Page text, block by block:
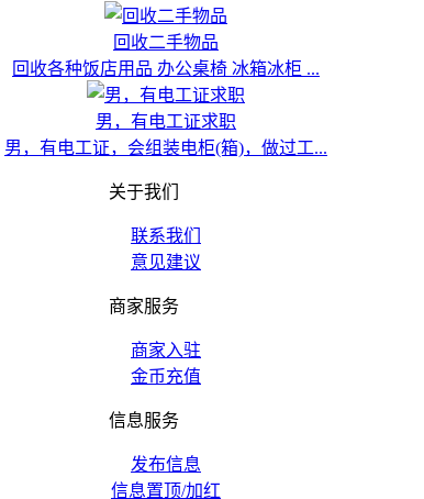
回收二手物品
回收各种饭店用品 办公桌椅 冰箱冰柜 ...
男，有电工证求职
男，有电工证，会组装电柜(箱)，做过工...
关于我们
联系我们
意见建议
商家服务
商家入驻
金币充值
信息服务
发布信息
信息置顶/加红